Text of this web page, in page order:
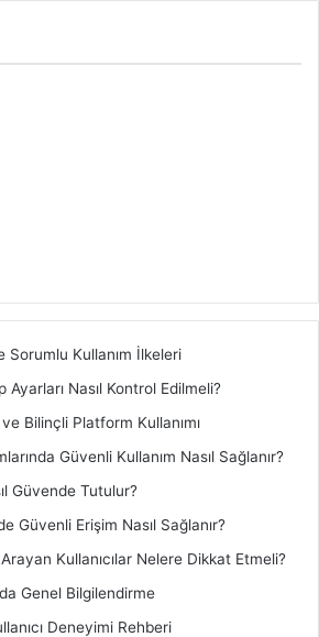
Sorumlu Kullanım İlkeleri
Ayarları Nasıl Kontrol Edilmeli?
ve Bilinçli Platform Kullanımı
Güvenli Kullanım Nasıl Sağlanır?
Güvende Tutulur?
Güvenli Erişim Nasıl Sağlanır?
Kullanıcılar Nelere Dikkat Etmeli?
Genel Bilgilendirme
Deneyimi Rehberi